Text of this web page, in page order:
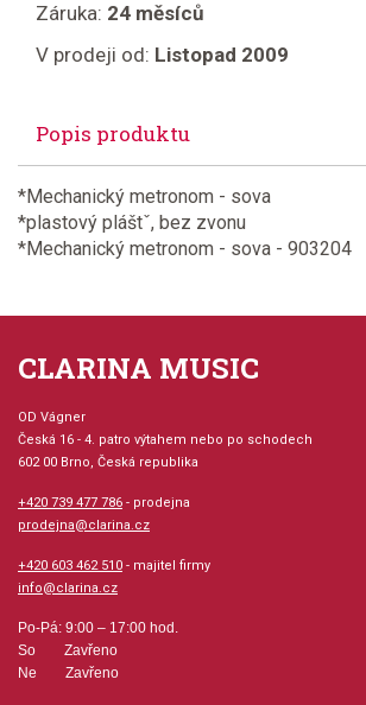
Záruka: 24 měsíců
V prodeji od: Listopad 2009
Popis produktu
*Mechanický metronom - sova
*plastový pláštˇ, bez zvonu
*Mechanický metronom - sova - 903204
CLARINA MUSIC
OD Vágner
Česká 16 - 4. patro výtahem nebo po schodech
602 00 Brno, Česká republika
+420 739 477 786 - prodejna
prodejna@clarina.cz
+420 603 462 510 - majitel firmy
info@clarina.cz
Po-Pá: 9:00 – 17:00 hod.
So Zavřeno
Ne Zavřeno